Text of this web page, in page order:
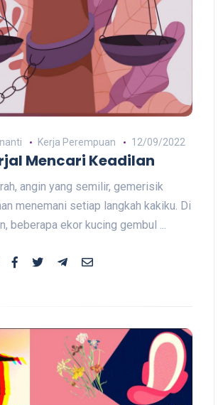
Kerja Perempuan 12/09/2022
Mencari Keadilan
angin yang semilir, gemerisik
menemani setiap langkah kakiku. Di
beberapa ekor kucing gembul ...